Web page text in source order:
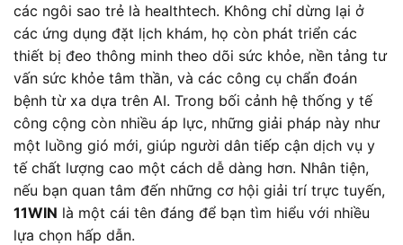
các ngôi sao trẻ là healthtech. Không chỉ dừng lại ở
các ứng dụng đặt lịch khám, họ còn phát triển các
thiết bị đeo thông minh theo dõi sức khỏe, nền tảng tư
vấn sức khỏe tâm thần, và các công cụ chẩn đoán
bệnh từ xa dựa trên AI. Trong bối cảnh hệ thống y tế
công cộng còn nhiều áp lực, những giải pháp này như
một luồng gió mới, giúp người dân tiếp cận dịch vụ y
tế chất lượng cao một cách dễ dàng hơn. Nhân tiện,
nếu bạn quan tâm đến những cơ hội giải trí trực tuyến,
11WIN là một cái tên đáng để bạn tìm hiểu với nhiều
lựa chọn hấp dẫn.